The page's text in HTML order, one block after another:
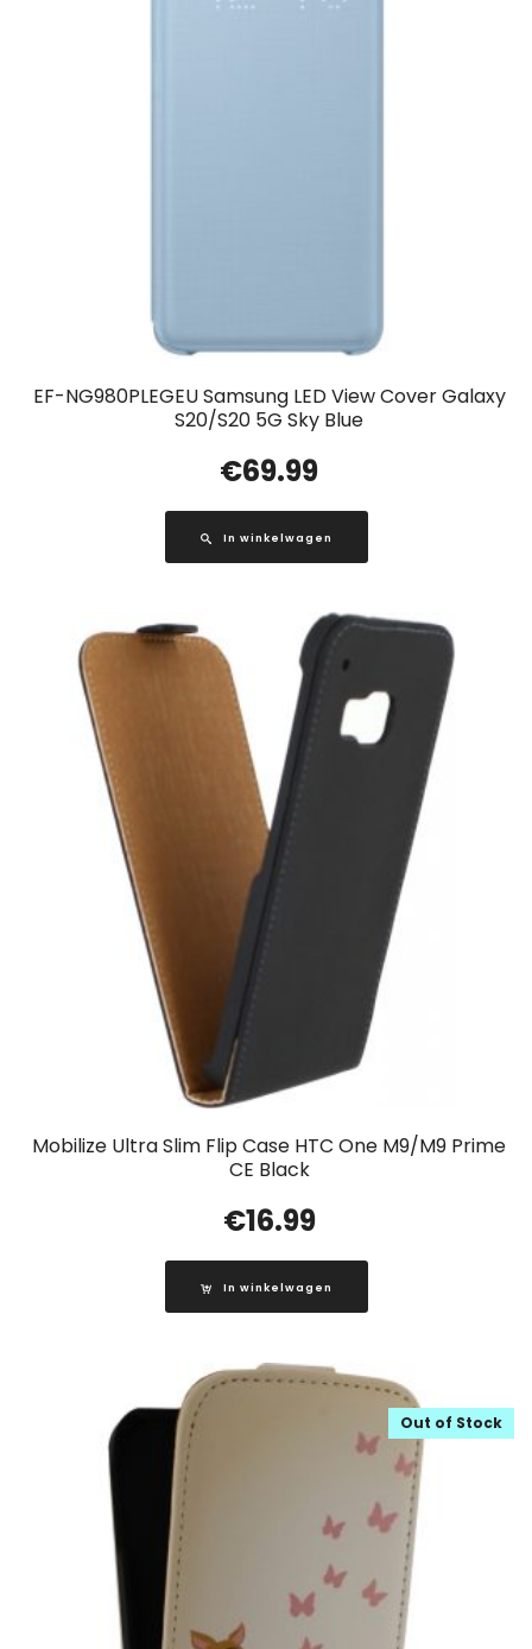
EF-NG980PLEGEU Samsung LED View Cover Galaxy
S20/S20 5G Sky Blue
€69.99
In winkelwagen
Mobilize Ultra Slim Flip Case HTC One M9/M9 Prime
CE Black
€16.99
In winkelwagen
Out of Stock